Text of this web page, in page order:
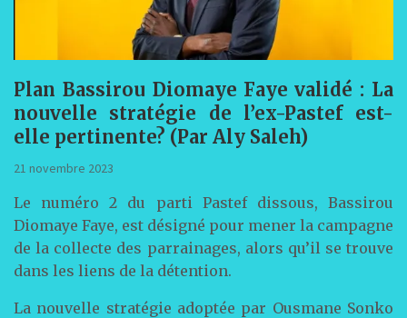
Plan Bassirou Diomaye Faye validé : La
nouvelle stratégie de l’ex-Pastef est-
elle pertinente? (Par Aly Saleh)
21 novembre 2023
Le numéro 2 du parti Pastef dissous, Bassirou
Diomaye Faye, est désigné pour mener la campagne
de la collecte des parrainages, alors qu’il se trouve
dans les liens de la détention.
La nouvelle stratégie adoptée par Ousmane Sonko